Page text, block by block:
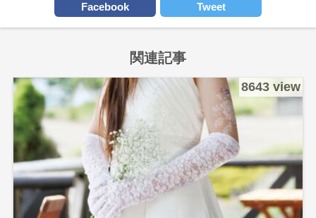
Facebook Tweet
関連記事
8643 view